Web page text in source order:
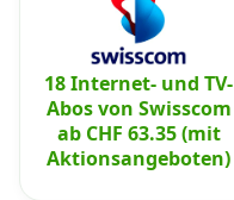
18 Internet- und TV-
Abos von Swisscom
ab CHF 63.35 (mit
Aktionsangeboten)